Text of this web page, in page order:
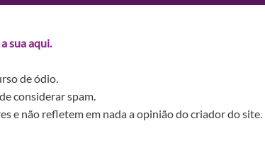
sua aqui.
de ódio.
considerar spam.
e não refletem em nada a opinião do criador do site.